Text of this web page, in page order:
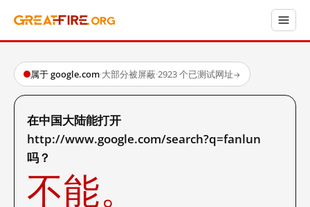
属于 google.com·大部分被屏蔽·2923 个已测试网址→
在中国大陆能打开
http://www.google.com/search?q=fanlun
吗？
不能。